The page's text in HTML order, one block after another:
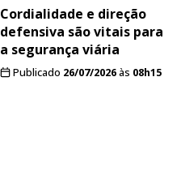
Cordialidade e direção
defensiva são vitais para
a segurança viária
Publicado 26/07/2026às 08h15